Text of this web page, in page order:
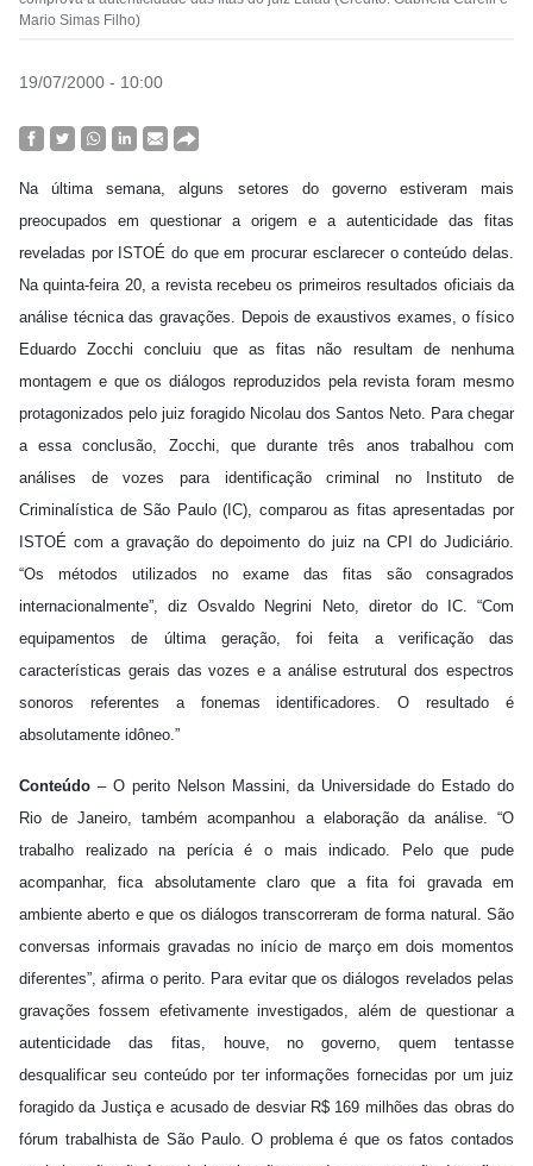
Mario Simas Filho)
19/07/2000 - 10:00
Na última semana, alguns setores do governo estiveram mais
preocupados em questionar a origem e a autenticidade das fitas
reveladas por ISTOÉ do que em procurar esclarecer o conteúdo delas.
Na quinta-feira 20, a revista recebeu os primeiros resultados oficiais da
análise técnica das gravações. Depois de exaustivos exames, o físico
Eduardo Zocchi concluiu que as fitas não resultam de nenhuma
montagem e que os diálogos reproduzidos pela revista foram mesmo
protagonizados pelo juiz foragido Nicolau dos Santos Neto. Para chegar
a essa conclusão, Zocchi, que durante três anos trabalhou com
análises de vozes para identificação criminal no Instituto de
Criminalística de São Paulo (IC), comparou as fitas apresentadas por
ISTOÉ com a gravação do depoimento do juiz na CPI do Judiciário.
“Os métodos utilizados no exame das fitas são consagrados
internacionalmente”, diz Osvaldo Negrini Neto, diretor do IC. “Com
equipamentos de última geração, foi feita a verificação das
características gerais das vozes e a análise estrutural dos espectros
sonoros referentes a fonemas identificadores. O resultado é
absolutamente idôneo.”
Conteúdo – O perito Nelson Massini, da Universidade do Estado do
Rio de Janeiro, também acompanhou a elaboração da análise. “O
trabalho realizado na perícia é o mais indicado. Pelo que pude
acompanhar, fica absolutamente claro que a fita foi gravada em
ambiente aberto e que os diálogos transcorreram de forma natural. São
conversas informais gravadas no início de março em dois momentos
diferentes”, afirma o perito. Para evitar que os diálogos revelados pelas
gravações fossem efetivamente investigados, além de questionar a
autenticidade das fitas, houve, no governo, quem tentasse
desqualificar seu conteúdo por ter informações fornecidas por um juiz
foragido da Justiça e acusado de desviar R$ 169 milhões das obras do
fórum trabalhista de São Paulo. O problema é que os fatos contados